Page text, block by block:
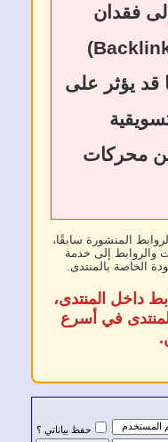
الروابط الخلفية (Backlinks)
على
سابقًا،
إلى خدمة
بالمنتدى.
في أسرع
حفظ بياناتي ؟